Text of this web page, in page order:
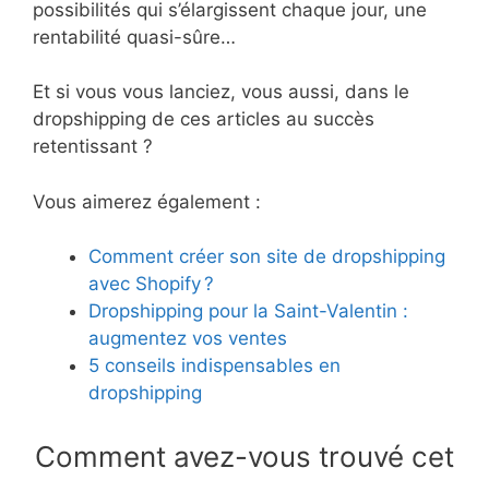
possibilités qui s’élargissent chaque jour, une
rentabilité quasi-sûre…
Et si vous vous lanciez, vous aussi, dans le
dropshipping de ces articles au succès
retentissant ?
Vous aimerez également :
Comment créer son site de dropshipping
avec Shopify ?
Dropshipping pour la Saint-Valentin :
augmentez vos ventes
5 conseils indispensables en
dropshipping
Comment avez-vous trouvé cet